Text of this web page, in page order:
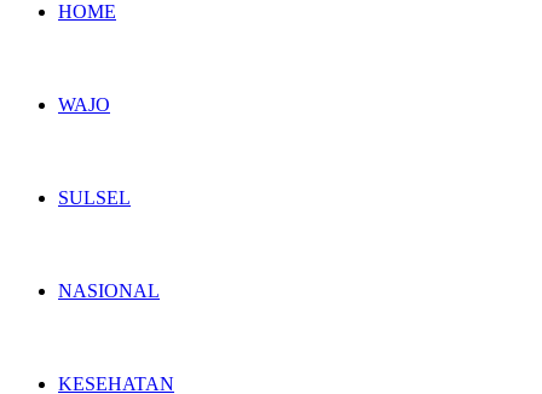
HOME
WAJO
SULSEL
NASIONAL
KESEHATAN